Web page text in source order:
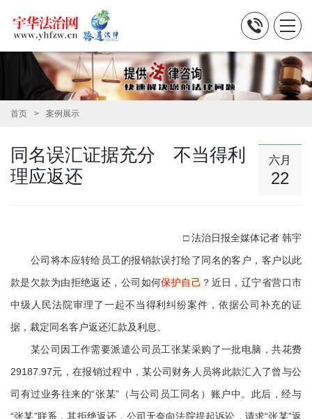
首页 案例展示
同名误汇证据充分 不当得利
理应返还
六月
22
□ 法治日报全媒体记者 韩宇
公司将本应转给员工的报销款误打给了同名的客户，客户以此
款是欠款为由拒绝返还，公司如何保护自己 ？近日，辽宁省营口市
中级人民法院审理了一起不当得利纠纷案件，依据公司补充的证
据，裁定同名客户返还汇款及利息。
某公司因工作需要派遣公司员工张某采购了一批电脑，共花费
29187.97元，在报销过程中，某公司财务人员将此款汇入了曾与公
司有过业务往来的“张某”（与公司员工同名）账户中。此后，经与
“张某”联系，其拒绝返还，公司无奈向法院提起诉讼，请求“张某”返